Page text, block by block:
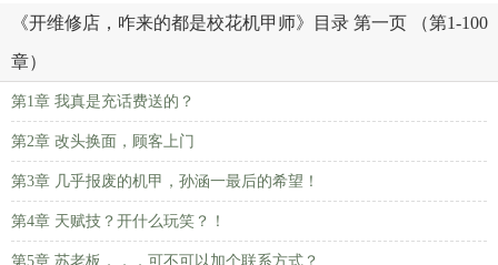
《开维修店，咋来的都是校花机甲师》目录 第一页 （第1-100
章）
第1章 我真是充话费送的？
第2章 改头换面，顾客上门
第3章 几乎报废的机甲，孙涵一最后的希望！
第4章 天赋技？开什么玩笑？！
第5章 苏老板．．．可不可以加个联系方式？